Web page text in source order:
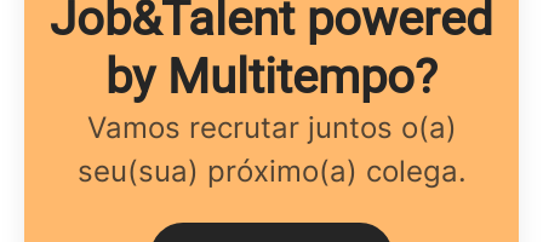
Job&Talent powered
by Multitempo?
Vamos recrutar juntos o(a)
seu(sua) próximo(a) colega.